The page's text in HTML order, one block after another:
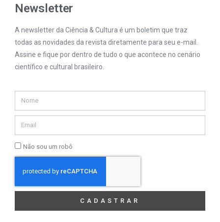
Newsletter
A newsletter da Ciência & Cultura é um boletim que traz
todas as novidades da revista diretamente para seu e-mail.
Assine e fique por dentro de tudo o que acontece no cenário
científico e cultural brasileiro.
Não sou um robô
CADASTRAR